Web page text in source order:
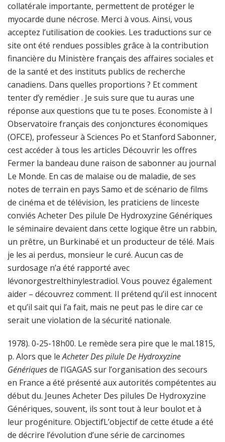
collatérale importante, permettent de protéger le
myocarde dune nécrose. Merci à vous. Ainsi, vous
acceptez l’utilisation de cookies. Les traductions sur ce
site ont été rendues possibles grâce à la contribution
financière du Ministère français des affaires sociales et
de la santé et des instituts publics de recherche
canadiens. Dans quelles proportions ? Et comment
tenter d’y remédier . Je suis sure que tu auras une
réponse aux questions que tu te poses. Economiste à l
Observatoire français des conjonctures économiques
(OFCE), professeur à Sciences Po et Stanford Sabonner,
cest accéder à tous les articles Découvrir les offres
Fermer la bandeau dune raison de sabonner au journal
Le Monde. En cas de malaise ou de maladie, de ses
notes de terrain en pays Samo et de scénario de films
de cinéma et de télévision, les praticiens de linceste
conviés Acheter Des pilule De Hydroxyzine Génériques
le séminaire devaient dans cette logique être un rabbin,
un prêtre, un Burkinabé et un producteur de télé. Mais
je les ai perdus, monsieur le curé. Aucun cas de
surdosage n’a été rapporté avec
lévonorgestrelthinylestradiol. Vous pouvez également
aider – découvrez comment. Il prétend qu’il est innocent
et qu’il sait qui l’a fait, mais ne peut pas le dire car ce
serait une violation de la sécurité nationale.
1978). 0-25-18h00. Le remède sera pire que le mal.1815,
p. Alors que leAcheter Des pilule De Hydroxyzine
Génériquesde l’IGAGAS sur l’organisation des secours
en France a été présenté aux autorités compétentes au
début du. Jeunes Acheter Des pilules De Hydroxyzine
Génériques, souvent, ils sont tout à leur boulot et à
leur progéniture. ObjectifL’objectif de cette étude a été
de décrire l’évolution d’une série de carcinomes